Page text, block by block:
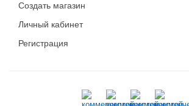
Создать магазин
Личный кабинет
Регистрация